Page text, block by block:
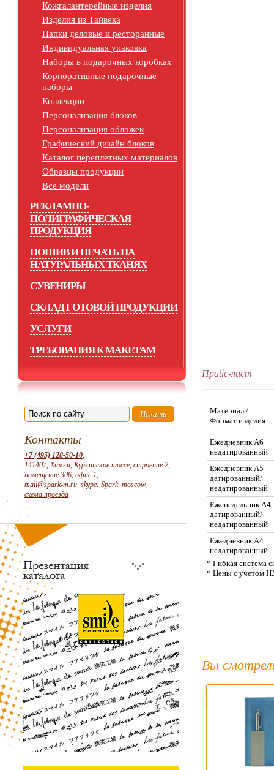
Кожгалантерейные изделия
Изделия из Тайвека
Папки деловые и ресторанные
Индивидуальная упаковка
Наборы в подарочных коробках
Корпоративные подарочные
наборы
Коллекции
Персонализация блоков
Персонализация обложек
Графический дизайн блоков
Каталог переплетных материалов
Образцы продукции
Все модели
РЕКЛАМНО-
ПОЛИГРАФИЧЕСКАЯ
ПРОДУКЦИЯ
ПОШИВ И ПЕЧАТЬ НА
НАТУРАЛЬНЫХ ТКАНЯХ
СУВЕНИРЫ
СКЛАД ГОТОВОЙ ПРОДУКЦИИ
УСЛУГИ
ТРЕБОВАНИЯ К МАКЕТАМ
Контакты
+7 (495) 128-50-10,
141407, Химки, Куркинское шоссе, строение 2,
помещение 306, офис 1,
mail@spark-m.ru, skype: Spark_moscow,
схема проезда
Прайс-лист
Материал /
Формат изделия
Ежедневник А6
недатированный
Ежедневник А5
датированный/
недатированный
Еженедельник А4
датированный/
недатированный
Ежедневник А4
недатированный
* Гибкая система
* Цены с учетом
Вы